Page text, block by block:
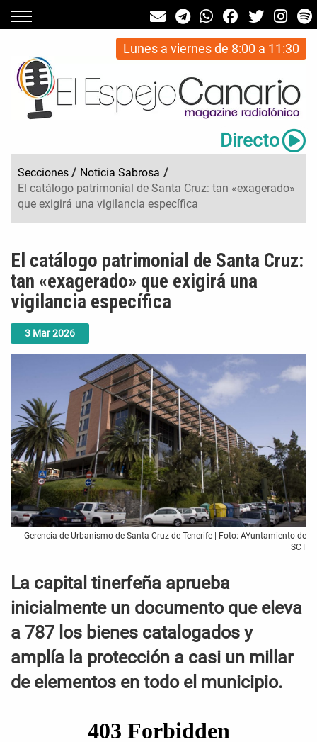
Lunes a viernes de 8:00 a 11:30
Directo
Secciones / Noticia Sabrosa /
El catálogo patrimonial de Santa Cruz: tan «exagerado»
que exigirá una vigilancia específica
3 Mar2026
El catálogo patrimonial de Santa Cruz:
tan «exagerado» que exigirá una
vigilancia específica
Gerencia de Urbanismo de Santa Cruz de Tenerife | Foto: AYuntamiento de
SCT
La capital tinerfeña aprueba
inicialmente un documento que eleva
a 787 los bienes catalogados y
amplía la protección a casi un millar
de elementos en todo el municipio.